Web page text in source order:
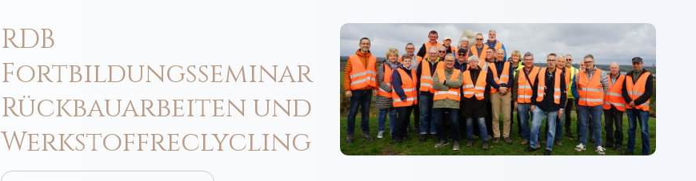
RDB
Fortbildungsseminar
Rückbauarbeiten und
Werkstoffreclycling